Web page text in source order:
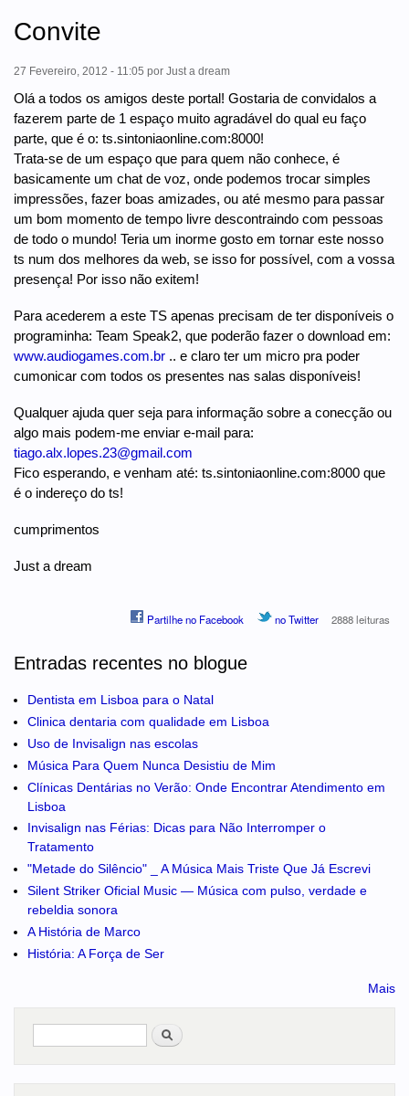
Convite
27 Fevereiro, 2012 - 11:05 por Just a dream
Olá a todos os amigos deste portal! Gostaria de convidalos a
fazerem parte de 1 espaço muito agradável do qual eu faço
parte, que é o: ts.sintoniaonline.com:8000!
Trata-se de um espaço que para quem não conhece, é
basicamente um chat de voz, onde podemos trocar simples
impressões, fazer boas amizades, ou até mesmo para passar
um bom momento de tempo livre descontraindo com pessoas
de todo o mundo! Teria um inorme gosto em tornar este nosso
ts num dos melhores da web, se isso for possível, com a vossa
presença! Por isso não exitem!
Para acederem a este TS apenas precisam de ter disponíveis o
programinha: Team Speak2, que poderão fazer o download em:
www.audiogames.com.br .. e claro ter um micro pra poder
cumonicar com todos os presentes nas salas disponíveis!
Qualquer ajuda quer seja para informação sobre a conecção ou
algo mais podem-me enviar e-mail para:
tiago.alx.lopes.23@gmail.com
Fico esperando, e venham até: ts.sintoniaonline.com:8000 que
é o indereço do ts!
cumprimentos
Just a dream
Partilhe no Facebook no Twitter 2888 leituras
Entradas recentes no blogue
Dentista em Lisboa para o Natal
Clinica dentaria com qualidade em Lisboa
Uso de Invisalign nas escolas
Música Para Quem Nunca Desistiu de Mim
Clínicas Dentárias no Verão: Onde Encontrar Atendimento em
Lisboa
Invisalign nas Férias: Dicas para Não Interromper o
Tratamento
"Metade do Silêncio" _ A Música Mais Triste Que Já Escrevi
Silent Striker Oficial Music — Música com pulso, verdade e
rebeldia sonora
A História de Marco
História: A Força de Ser
Mais
Pesquisar
no portal